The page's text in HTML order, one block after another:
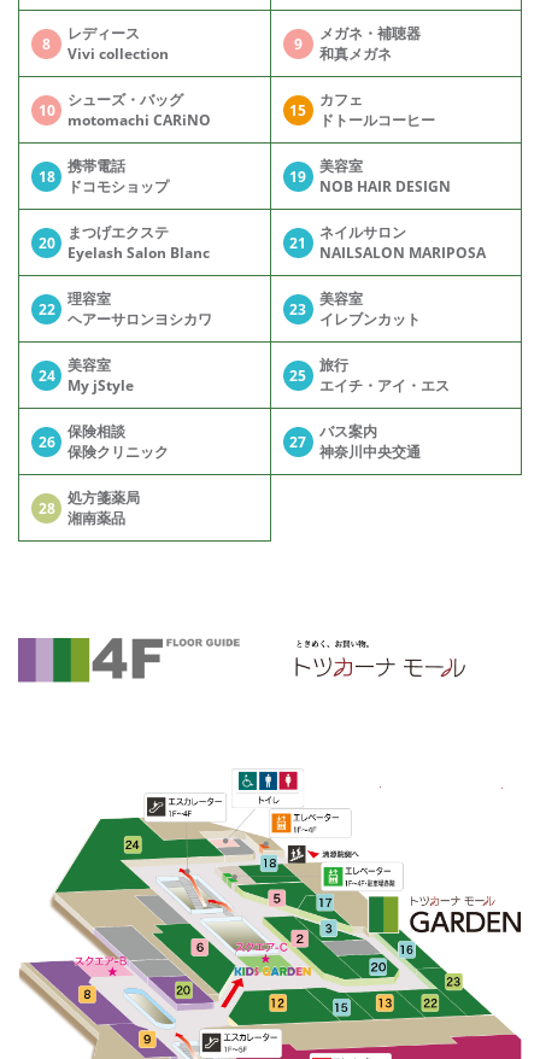
8
レディース
Vivi collection
9
メガネ・補聴器
和真メガネ
10
シューズ・バッグ
motomachi CARiNO
15
カフェ
ドトールコーヒー
18
携帯電話
ドコモショップ
19
美容室
NOB HAIR DESIGN
20
まつげエクステ
Eyelash Salon Blanc
21
ネイルサロン
NAILSALON MARIPOSA
22
理容室
ヘアーサロンヨシカワ
23
美容室
イレブンカット
24
美容室
My jStyle
25
旅行
エイチ・アイ・エス
26
保険相談
保険クリニック
27
バス案内
神奈川中央交通
28
処方箋薬局
湘南薬品